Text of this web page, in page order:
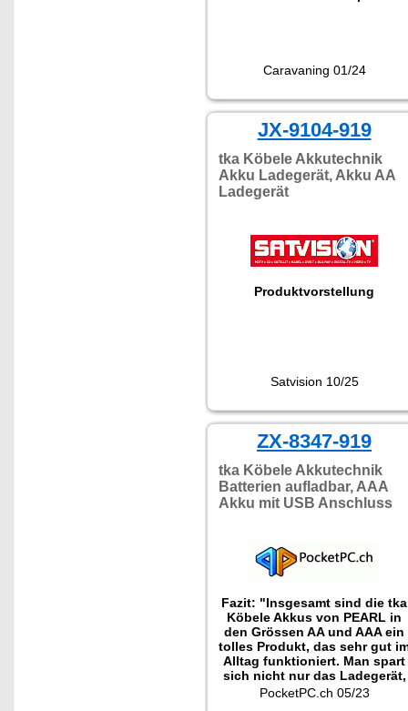
Caravaning 01/24
JX-9104-919
tka Köbele Akkutechnik
Akku Ladegerät, Akku AA
Ladegerät
Produktvorstellung
Satvision 10/25
ZX-8347-919
tka Köbele Akkutechnik
Batterien aufladbar, AAA
Akku mit USB Anschluss
Fazit: "Insgesamt sind die tka
Köbele Akkus von PEARL in
den Grössen AA und AAA ein
tolles Produkt, das sehr gut
Alltag funktioniert. Man spart
sich nicht nur das Ladegerät,
da jede Akkuzelle direkt per
PocketPC.ch 05/23